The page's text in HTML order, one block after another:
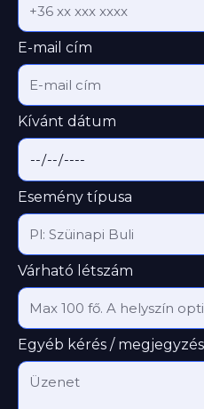
E-mail cím
Kívánt dátum
Esemény típusa
Várható létszám
Egyéb kérés / megjegyzés